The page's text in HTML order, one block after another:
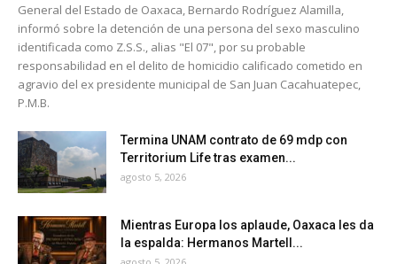
General del Estado de Oaxaca, Bernardo Rodríguez Alamilla,
informó sobre la detención de una persona del sexo masculino
identificada como Z.S.S., alias "El 07", por su probable
responsabilidad en el delito de homicidio calificado cometido en
agravio del ex presidente municipal de San Juan Cacahuatepec,
P.M.B.
Termina UNAM contrato de 69 mdp con
Territorium Life tras examen...
agosto 5, 2026
Mientras Europa los aplaude, Oaxaca les da
la espalda: Hermanos Martell...